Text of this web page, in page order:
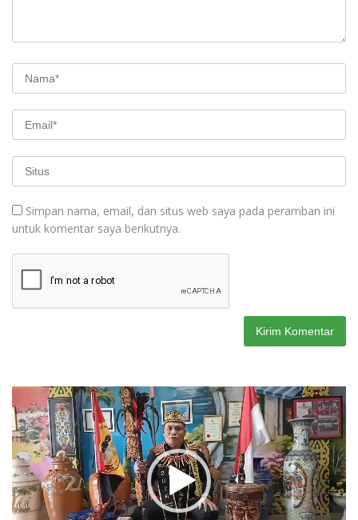
Simpan nama, email, dan situs web saya pada peramban ini
untuk komentar saya berikutnya.
Pemutar
Video